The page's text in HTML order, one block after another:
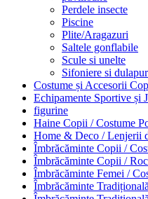
Perdele insecte
Piscine
Plite/Aragazuri
Saltele gonflabile
Scule si unelte
Sifoniere si
Costume și Accesorii
Echipamente Sportive și
figurine
Haine Copii / Costume
Home & Deco / Lenjerii
Îmbrăcăminte Copii /
Îmbrăcăminte Copii /
Îmbrăcăminte Femei /
Îmbrăcăminte Tradițională